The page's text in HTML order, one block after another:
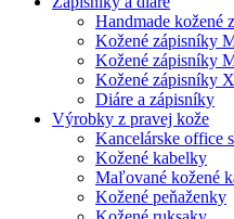
Handmade kožené
Kožené zápisníky
Kožené zápisníky
Kožené zápisníky
Diáre a zápisníky
Výrobky z pravej kože
Kancelárske office
Kožené kabelky
Maľované kožené
Kožené peňaženky